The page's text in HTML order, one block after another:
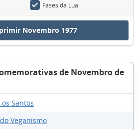
Fases da Lua
Novembro 1977
de Novembro de
Santos
Veganismo